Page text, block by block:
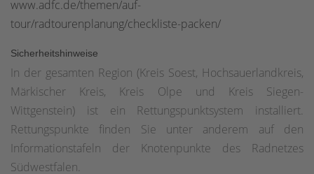
www.adfc.de/themen/auf-
tour/radtourenplanung/checkliste-packen/
Sicherheitshinweise
In der gesamten Region (Kreis Soest, Hochsauerlandkreis,
Märkischer Kreis, Kreis Olpe und Kreis Siegen-
Wittgenstein) ist ein Rettungspunktsystem installiert.
Rettungspunkte finden Sie unter anderem auf den
Informationstafeln der Knotenpunkte des Radnetzes
Südwestfalen.